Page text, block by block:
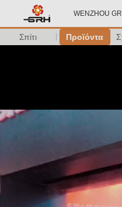
WENZHOU
Σπίτι Προϊόντα